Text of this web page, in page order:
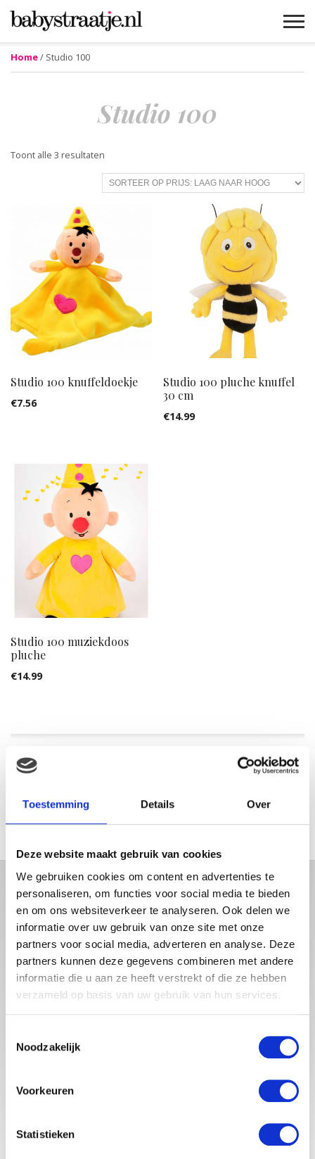
Toestemming Details Over
Deze website maakt gebruik van cookies
We gebruiken cookies om content en advertenties te
personaliseren, om functies voor social media te bieden
en om ons websiteverkeer te analyseren. Ook delen we
informatie over uw gebruik van onze site met onze
partners voor social media, adverteren en analyse. Deze
partners kunnen deze gegevens combineren met andere
informatie die u aan ze heeft verstrekt of die ze hebben
verzameld op basis van uw gebruik van hun services.
Noodzakelijk
Voorkeuren
Statistieken
MAMAVLOGS
ZWANGER
BABY
LIFESTYLE
MUSTHAVES
CELEBS
ADVIES
WEBSHOPS
GRATIS
WIN
KORTINGEN
Home/ Studio 100
Studio 100
Toont alle 3 resultaten
op
prijs:
Studio 100 knuffeldoekje
€7.56
Studio 100 pluche knuffel
30 cm
€14.99
Studio 100 muziekdoos
pluche
€14.99
Min.
prijs
Max.
prijs
FILTER
inspirerende blogs en handige artikelen op het gebied van
zwangerschap, moederschap, babyproducten, lifestyle en
voor jou en je kleintje.
LAATSTE BLOGS